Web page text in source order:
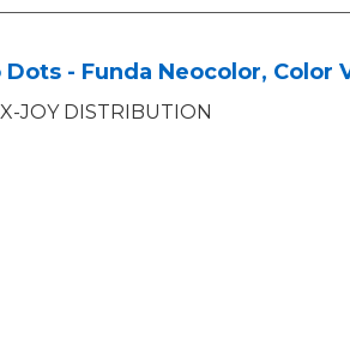
Dots - Funda Neocolor, Color
X-JOY DISTRIBUTION